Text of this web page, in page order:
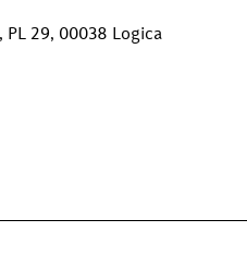
PL 29, 00038 Logica